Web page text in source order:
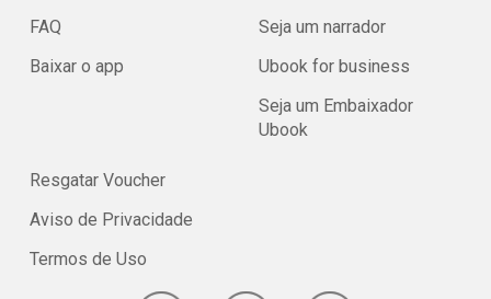
FAQ
Baixar o app
Seja um narrador
Ubook for business
Seja um Embaixador
Ubook
Resgatar Voucher
Aviso de Privacidade
Termos de Uso